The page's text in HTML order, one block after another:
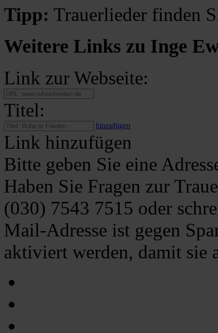
Tipp: Trauerlieder finden
Weitere Links zu Inge
Link zur Webseite:
Titel:
hinzufügen
Link hinzufügen
Bitte geben Sie eine
Haben Sie Fragen zur
(030) 7543 7515 oder
Mail-Adresse ist gegen
aktiviert werden, damit sie